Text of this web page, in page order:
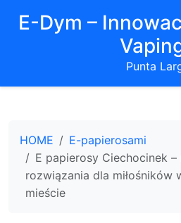
E-Dym –
Punta
HOME
E-papierosami
E papierosy Ciechocinek
rozwiązania dla miłośników
mieście